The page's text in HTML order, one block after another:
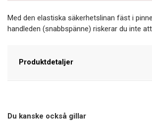
Med den elastiska säkerhetslinan fäst i
handleden (snabbspänne) riskerar du inte
Produktdetaljer
Du kanske också gillar